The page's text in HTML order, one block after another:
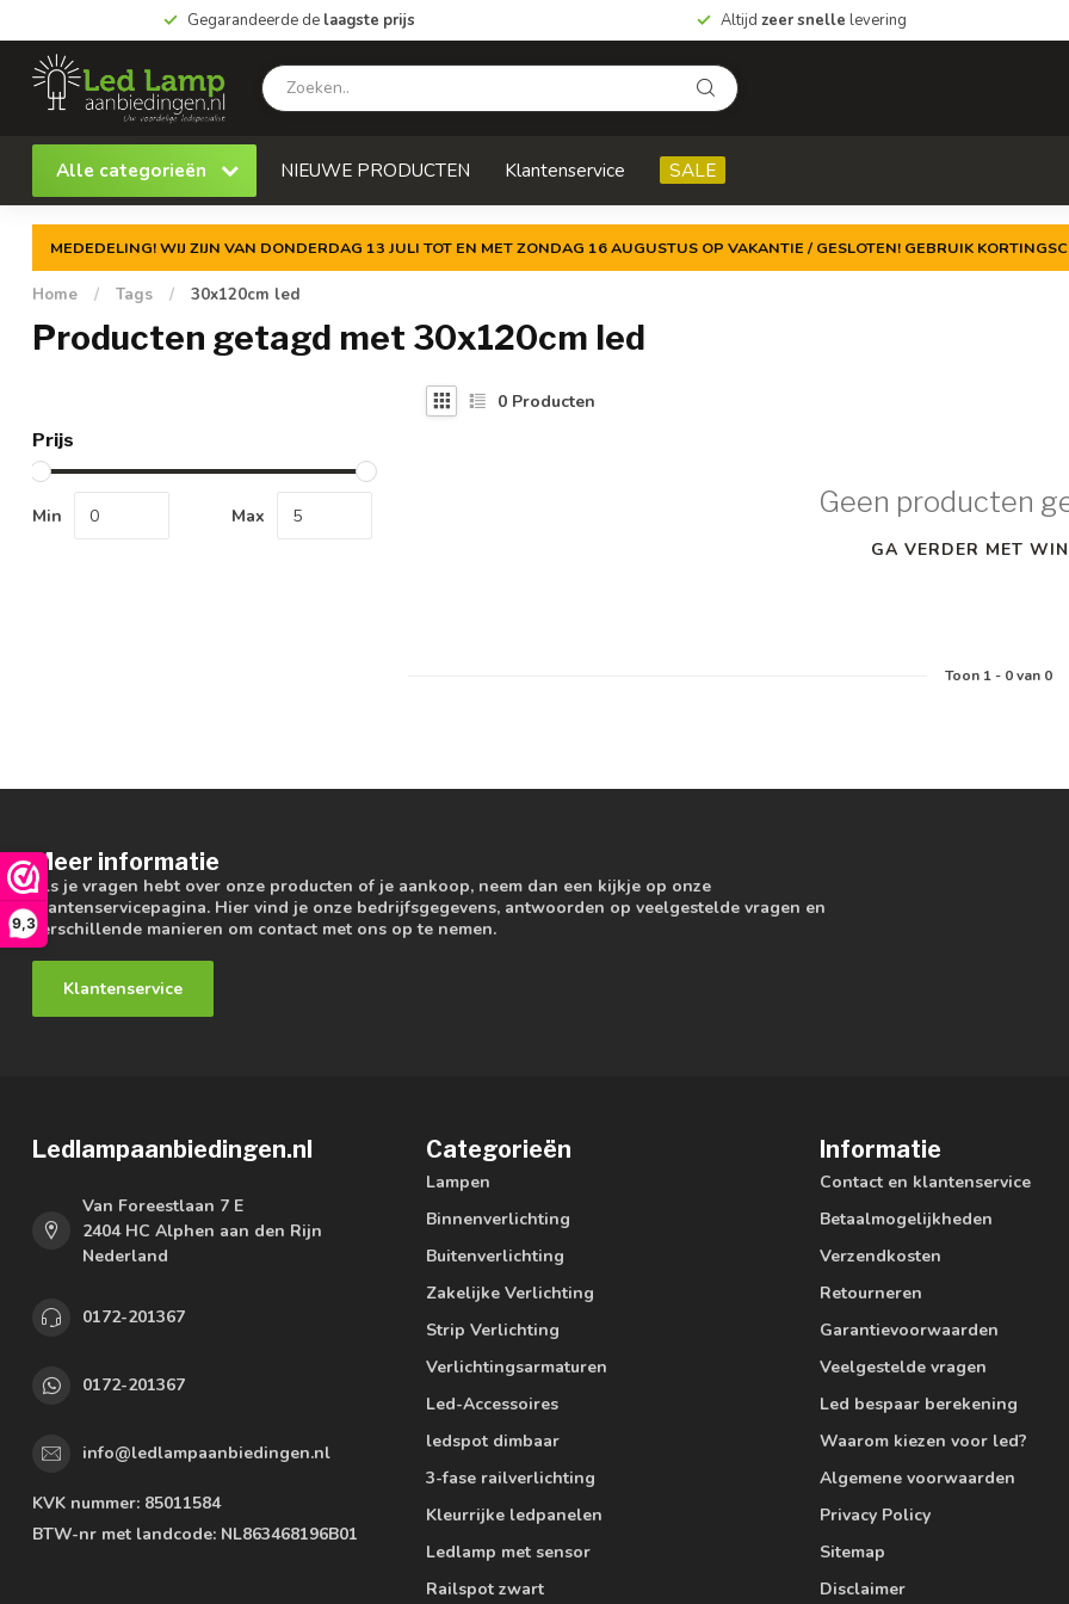
9,3
Gegarandeerde de laagste prijs Altijd zeer snelle levering
Alle categorieën NIEUWE PRODUCTEN Klantenservice SALE
MEDEDELING! WIJ ZIJN VAN DONDERDAG 13 JULI TOT EN MET ZONDAG 16 AUGUSTUS OP VAKANTIE / GESLOTEN! GEBRUIK
Home / Tags / 30x120cm led
Producten getagd met 30x120cm led
Prijs
Min Max
0 Producten
Geen producten
GA VERDER MET
Toon 1- 0van 0
Meer informatie
Als je vragen hebt over onze producten of je aankoop, neem dan een kijkje op onze
klantenservicepagina. Hier vind je onze bedrijfsgegevens, antwoorden op veelgestelde vragen en
verschillende manieren om contact met ons op te nemen.
Klantenservice
Ledlampaanbiedingen.nl
Van Foreestlaan 7 E
2404 HC Alphen aan den Rijn
Nederland
0172-201367
0172-201367
info@ledlampaanbiedingen.nl
KVK nummer: 85011584
BTW-nr met landcode: NL863468196B01
Categorieën
Lampen
Binnenverlichting
Buitenverlichting
Zakelijke Verlichting
Strip Verlichting
Verlichtingsarmaturen
Led-Accessoires
ledspot dimbaar
3-fase railverlichting
Kleurrijke ledpanelen
Ledlamp met sensor
Railspot zwart
Informatie
Contact en klantenservice
Betaalmogelijkheden
Verzendkosten
Retourneren
Garantievoorwaarden
Veelgestelde vragen
Led bespaar berekening
Waarom kiezen voor led?
Algemene voorwaarden
Privacy Policy
Sitemap
Disclaimer